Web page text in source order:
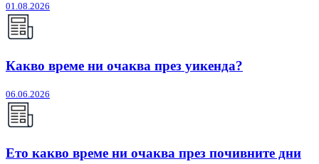
01.08.2026
Какво време ни очаква през уикенда?
06.06.2026
Ето какво време ни очаква през почивните дни